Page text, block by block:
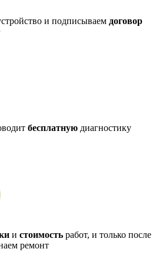
и подписываем договор
бесплатную диагностику
и стоимость работ, и только после
ремонт